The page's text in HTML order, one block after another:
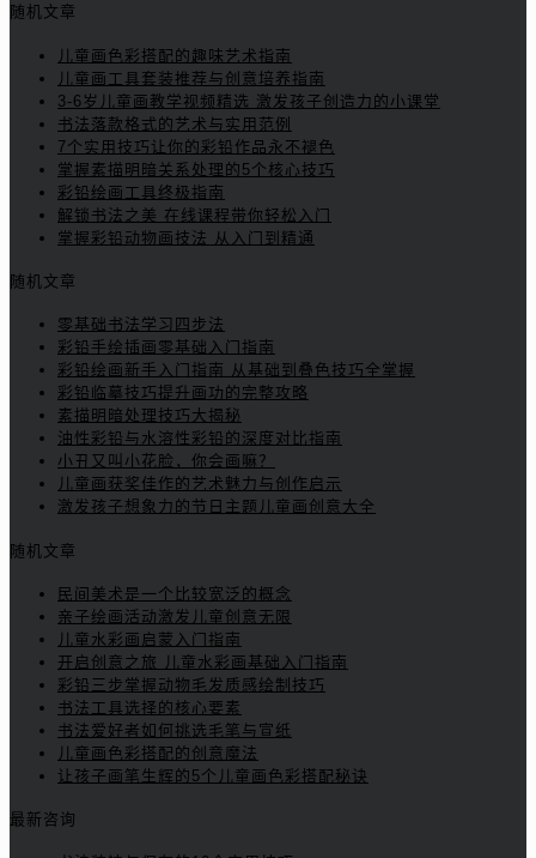
随机文章
儿童画色彩搭配的趣味艺术指南
儿童画工具套装推荐与创意培养指南
3-6岁儿童画教学视频精选 激发孩子创造力的小课堂
书法落款格式的艺术与实用范例
7个实用技巧让你的彩铅作品永不褪色
掌握素描明暗关系处理的5个核心技巧
彩铅绘画工具终极指南
解锁书法之美 在线课程带你轻松入门
掌握彩铅动物画技法 从入门到精通
随机文章
零基础书法学习四步法
彩铅手绘插画零基础入门指南
彩铅绘画新手入门指南 从基础到叠色技巧全掌握
彩铅临摹技巧提升画功的完整攻略
素描明暗处理技巧大揭秘
油性彩铅与水溶性彩铅的深度对比指南
小丑又叫小花脸，你会画嘛？
儿童画获奖佳作的艺术魅力与创作启示
激发孩子想象力的节日主题儿童画创意大全
随机文章
民间美术是一个比较宽泛的概念
亲子绘画活动激发儿童创意无限
儿童水彩画启蒙入门指南
开启创意之旅 儿童水彩画基础入门指南
彩铅三步掌握动物毛发质感绘制技巧
书法工具选择的核心要素
书法爱好者如何挑选毛笔与宣纸
儿童画色彩搭配的创意魔法
让孩子画笔生辉的5个儿童画色彩搭配秘诀
最新咨询